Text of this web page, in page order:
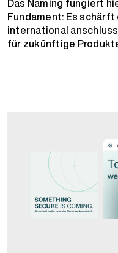
Fundament: Es
international
für zukünftige